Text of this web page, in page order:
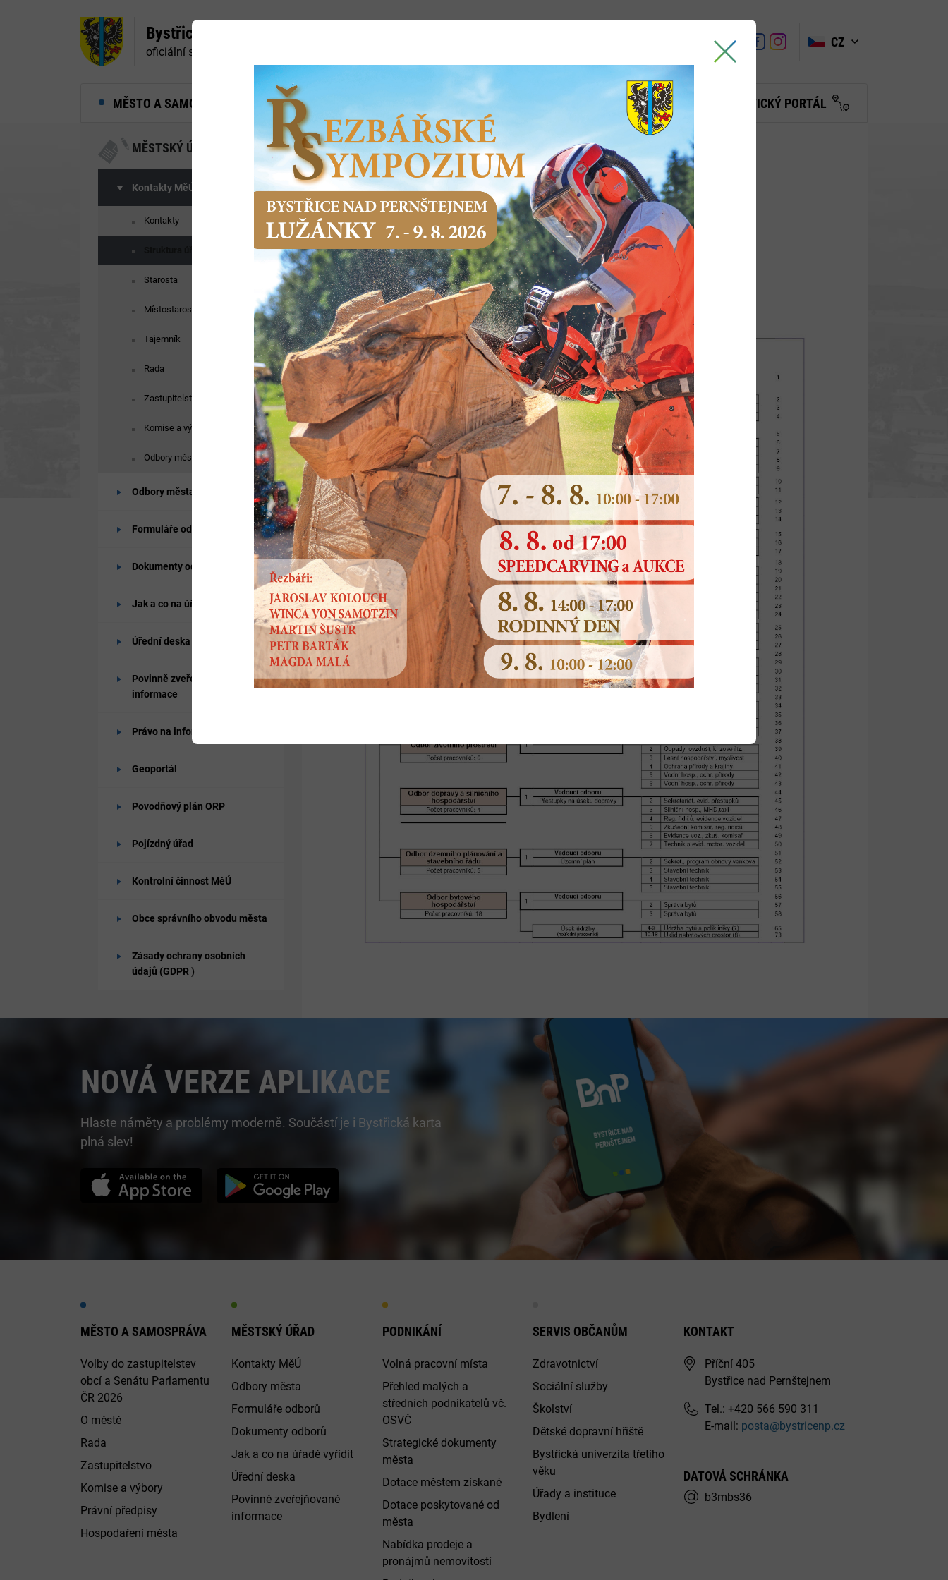
MĚSTO A SAMOSPRÁVA MĚSTSKÝ ÚŘAD PODNIKÁNÍ SERVIS OBČANŮM TURISTICKÝ PORTÁL
Bystřice nad Pernštejnem
oficiální stránky města
Turistické
informační
LinkLinkLink
CZ
MĚSTSKÝ ÚŘAD
Kontakty MěÚ
Kontakty
Starosta
Místostarosta
Tajemník
Rada
Zastupitelstvo
Komise a výbory
Odbory města
Odbory města
Formuláře odborů
Dokumenty odborů
Jak a co na úřadě vyřídit
Úřední deska
Povinně zveřejňované
informace
Právo na informace
Geoportál
Povodňový plán ORP
Pojízdný úřad
Kontrolní činnost MěÚ
Obce správního obvodu města
Zásady ochrany osobních
údajů (GDPR )
Domů Městský úřad Kontakty MěÚ Struktura úřadu
STRUKTURA ÚŘADU
Organizační struktura Městského úřadu Bystřice nad Pernštejnem
NOVÁ VERZE APLIKACE
Hlaste náměty a problémy moderně. Součástí je i Bystřická karta
plná slev!
MĚSTO A SAMOSPRÁVA
Volby do zastupitelstev
obcí a Senátu Parlamentu
ČR 2026
O městě
Rada
Zastupitelstvo
Komise a výbory
Právní předpisy
Hospodaření města
MĚSTSKÝ ÚŘAD
Kontakty MěÚ
Odbory města
Formuláře odborů
Dokumenty odborů
Jak a co na úřadě vyřídit
Úřední deska
Povinně zveřejňované
informace
PODNIKÁNÍ
Volná pracovní místa
Přehled malých a
středních podnikatelů vč.
OSVČ
Strategické dokumenty
města
Dotace městem získané
Dotace poskytované od
města
Nabídka prodeje a
pronájmů nemovitostí
SERVIS OBČANŮM
Zdravotnictví
Sociální služby
Školství
Dětské dopravní hřiště
Bystřická univerzita třetího
věku
Úřady a instituce
Bydlení
KONTAKT
Příční 405
Bystřice nad Pernštejnem
Tel.: +420 566 590 311
E-mail: posta@bystricenp.cz
DATOVÁ SCHRÁNKA
b3mbs36